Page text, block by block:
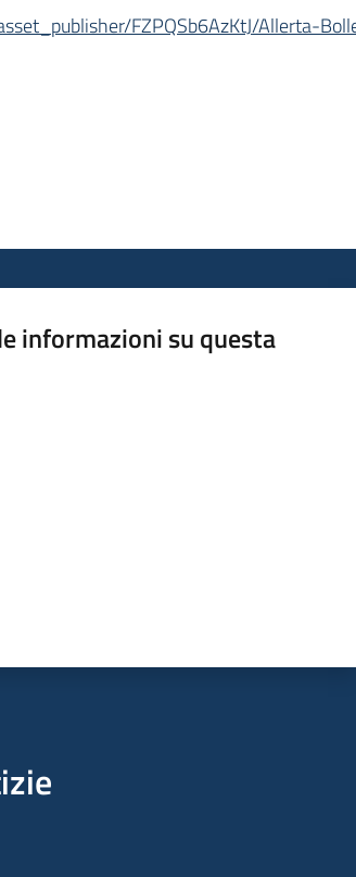
FZPQSb6AzKtJ/Allerta-
informazioni su questa